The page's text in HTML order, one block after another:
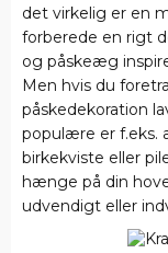
det virkelig er en
forberede en rigt
og påskeæg
Men hvis du
påskedekoration
populære er f.eks.
birkekviste eller
hænge på din
udvendigt eller